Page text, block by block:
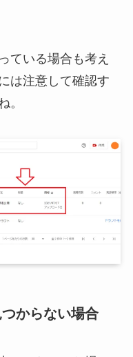
ている場合も考え
は注意して確認す
。
からない場合